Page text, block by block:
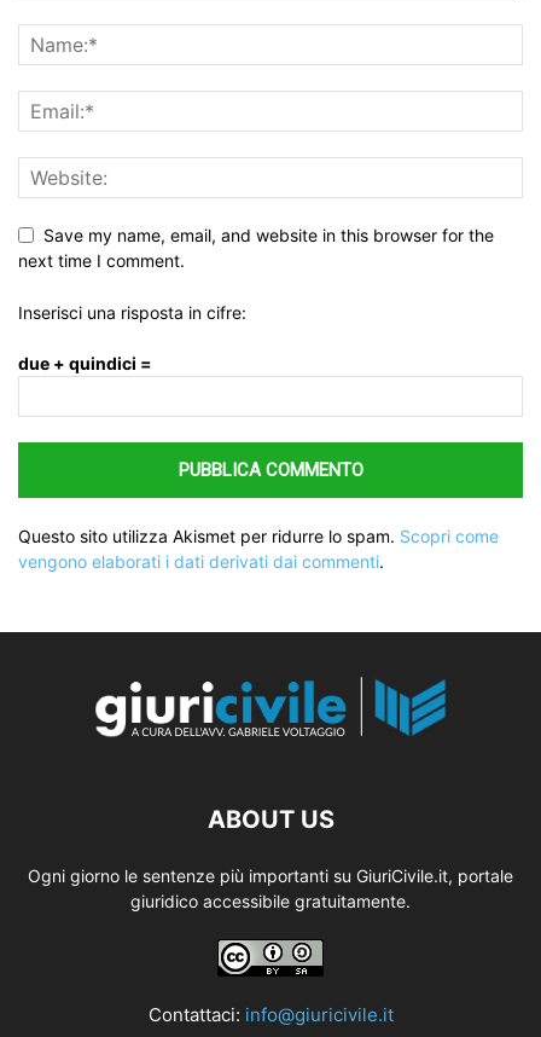
Save my name, email, and website in this browser for the
next time I comment.
Inserisci una risposta in cifre:
due + quindici =
Questo sito utilizza Akismet per ridurre lo spam. Scopri come
vengono elaborati i dati derivati dai commenti.
ABOUT US
Ogni giorno le sentenze più importanti su GiuriCivile.it, portale
giuridico accessibile gratuitamente.
Contattaci: info@giuricivile.it